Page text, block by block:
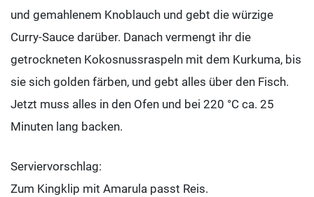
und gemahlenem Knoblauch und gebt die würzige
Curry-Sauce darüber. Danach vermengt ihr die
getrockneten Kokosnussraspeln mit dem Kurkuma, bis
sie sich golden färben, und gebt alles über den Fisch.
Jetzt muss alles in den Ofen und bei 220 °C ca. 25
Minuten lang backen.
Serviervorschlag:
Zum Kingklip mit Amarula passt Reis.